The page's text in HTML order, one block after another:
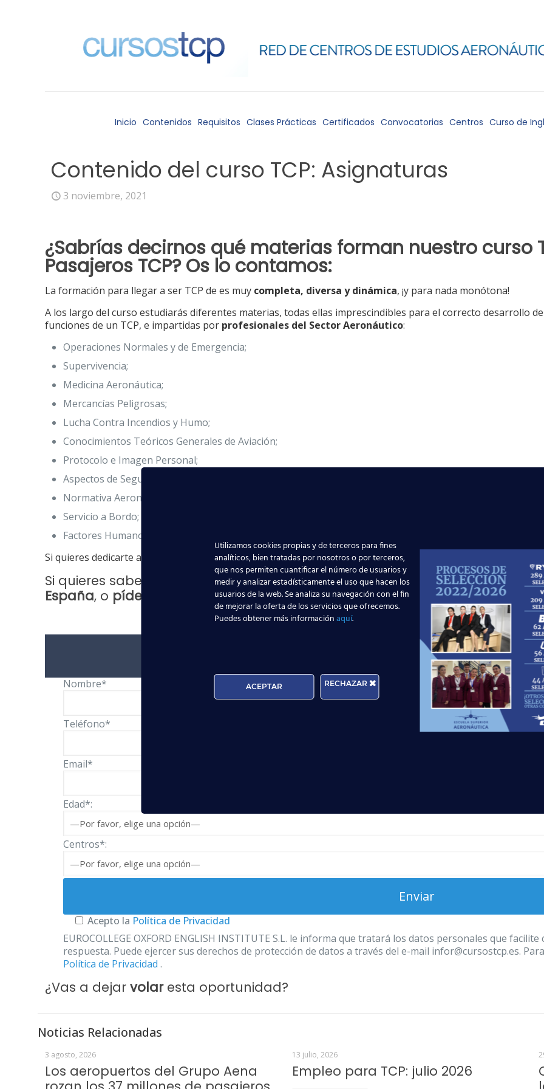
Inicio Contenidos Requisitos Clases Prácticas Certificados Convocatorias Centros Curso de
Contenido del curso TCP: Asignaturas
3 noviembre, 2021
¿Sabrías decirnos qué materias forman nuestro curso
Pasajeros TCP? Os lo contamos:
La formación para llegar a ser TCP de es muy completa, diversa y dinámica, ¡y para nada monótona!
A los largo del curso estudiarás diferentes materias, todas ellas imprescindibles para el correcto desarrollo
funciones de un TCP, e impartidas por profesionales del Sector Aeronáutico:
Operaciones Normales y de Emergencia;
Supervivencia;
Medicina Aeronáutica;
Mercancías Peligrosas;
Lucha Contra Incendios y Humo;
Conocimientos Teóricos Generales de Aviación;
Protocolo e Imagen Personal;
Aspectos de Seguridad en un Avión;
Normativa Aeronáutica;
Servicio a Bordo;
Factores Humanos…
Si quieres dedicarte a una profesión apasionante, ¡no lo dudes! Acude a nosotros y te ayudaremos.
Si quieres saber más sobre nuestrocurso TCP,acércate a cualquiera de
España, o pídenos informacióna través de nuestrosasesores online:
Solicita información
Nombre*
Teléfono*
Email*
Edad*:
Centros*:
Acepto la Política de Privacidad
EUROCOLLEGE OXFORD ENGLISH INSTITUTE S.L. le informa que tratará los datos personales que
respuesta. Puede ejercer sus derechos de protección de datos a través del e-mail infor@cursostcp.es.
Política de Privacidad.
¿Vas a dejarvolaresta oportunidad?
Noticias Relacionadas
3 agosto, 2026
Los aeropuertos del Grupo Aena
13 julio, 2026
Empleo para TCP: julio 2026
Utilizamos cookies propias y de terceros para fines
analíticos, bien tratadas por nosotros o por terceros,
que nos permiten cuantificar el número de usuarios y
medir y analizar estadísticamente el uso que hacen los
usuarios de la web. Se analiza su navegación con el fin
de mejorar la oferta de los servicios que ofrecemos.
Puedes obtener más informaciónaquí.
ACEPTAR RECHAZAR